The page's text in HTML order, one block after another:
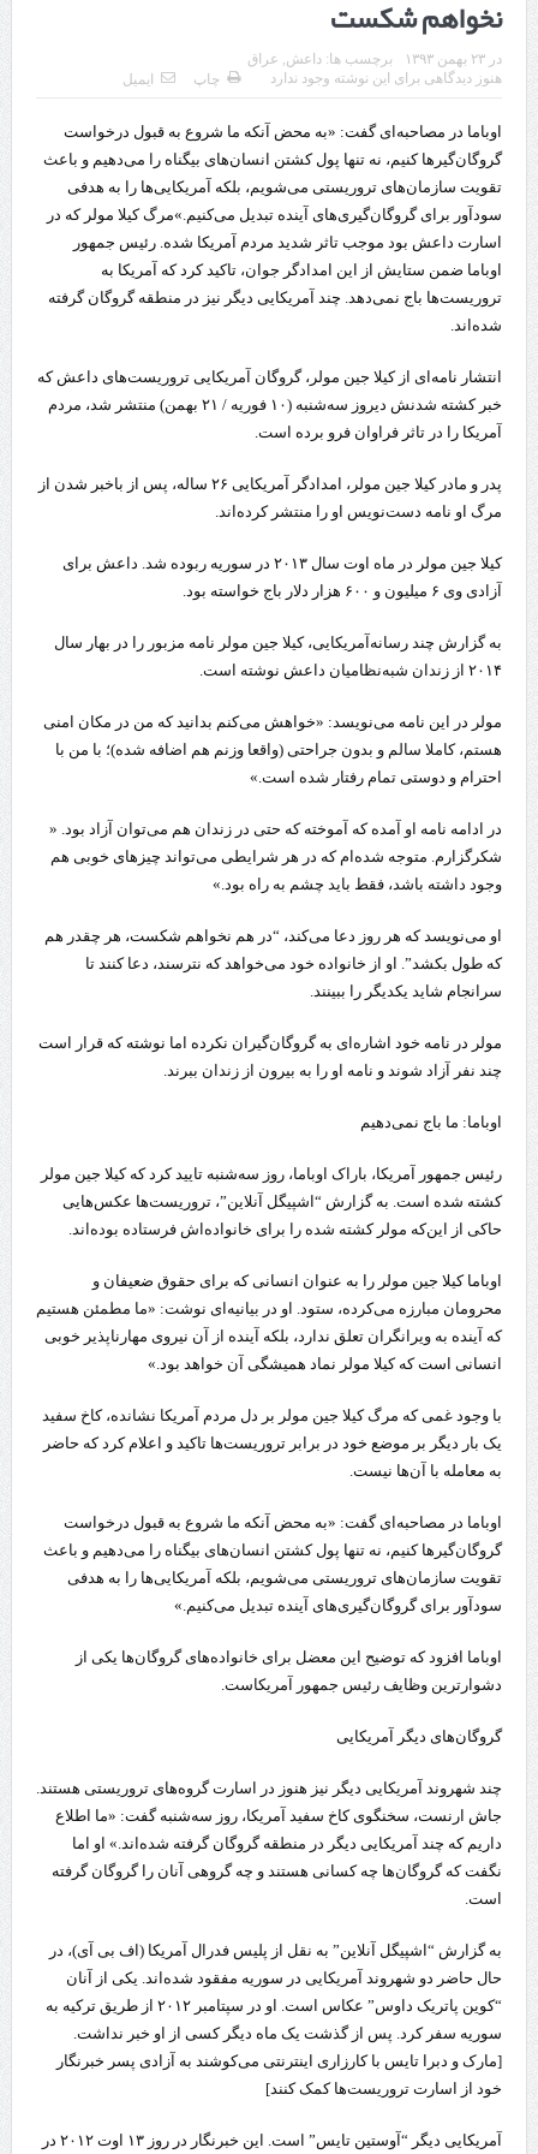
قدردانی وزیر میراث فرهنگی، گردشگری و صنایع دستی از استاندار اردبیل
استاندار اردبیل در دیدار دبیر شورای‌عالی مناطق آزاد و ویژه اقتصادی:
راه‌اندازی کامل منطقه آزاد اردبیل-بیله‌سوار و منطقه ویژه اقتصادی نمین تسریع
شود
در دیدار استاندار اردبیل و مدیرعامل بانک سینا محقق شد؛
تخصیص ۳۰۰میلیارد تومان برای تکمیل بزرگراه اردبیل-سرچم
کشف ۱۱ قبضه سلاح کلت کمری توسط مرزبانان هنگ مرزی ارومیه
مرز چیلات دهلران می‌تواند مکمل مرز بین‌المللی مهران شود
روایت روزنامه اتریشی از بحران در مرز مغرب و اسپانیا
تردد زائران اربعین در مرزهای خوزستان از مرز یک میلیون و ۴۲۸ هزار نفر
نخواهم شکست
در ۲۳ بهمن ۱۳۹۳ برچسب ها: داعش, عراق
هنوز دیدگاهی برای این نوشته وجود ندارد
چاپ ایمیل
اوباما در مصاحبه‌ای گفت: «به محض آنکه ما شروع به قبول درخواست
گروگان‌گیرها کنیم، نه تنها پول کشتن انسان‌های بیگناه را می‌دهیم و باعث
تقویت سازمان‌های تروریستی می‌شویم، بلکه آمریکایی‌ها را به هدفی
سودآور برای گروگان‌گیری‌های آینده تبدیل می‌کنیم.»مرگ کیلا مولر که در
اسارت داعش بود موجب تاثر شدید مردم آمریکا شده. رئیس جمهور
اوباما ضمن ستایش از این امدادگر جوان، تاکید کرد که آمریکا به
تروریست‌ها باج ‌نمی‌دهد. چند آمریکایی دیگر نیز در منطقه گروگان گرفته
شده‌اند.
انتشار نامه‌‌ای از کیلا جین مولر، گروگان آمریکایی تروریست‌های داعش که
خبر کشته شدنش دیروز سه‌شنبه (۱۰ فوریه / ۲۱ بهمن) منتشر شد، مردم
آمریکا را در تاثر فراوان فرو برده است.
پدر و مادر کیلا جین مولر، امدادگر آمریکایی ۲۶ ساله، پس از باخبر شدن از
مرگ او نامه دست‌نویس او را منتشر کرده‌اند.
کیلا جین مولر در ماه اوت سال ۲۰۱۳ در سوریه ربوده شد. داعش برای
آزادی وی ۶ میلیون و ۶۰۰ هزار دلار باج خواسته بود.
به گزارش چند رسانه‌آمریکایی، کیلا جین مولر نامه مزبور را در بهار سال
۲۰۱۴ از زندان شبه‌نظامیان داعش نوشته است.
مولر در این نامه می‌نویسد: «خواهش می‌کنم بدانید که من در مکان امنی
هستم، کاملا سالم و بدون جراحتی (واقعا وزنم هم اضافه شده)؛ با من با
احترام و دوستی تمام رفتار شده است.»
در ادامه نامه او آمده که آموخته که حتی در زندان هم می‌توان آزاد بود. «
شکرگزارم. متوجه شده‌ام که در هر شرایطی می‌تواند چیزهای خوبی هم
وجود داشته باشد، فقط باید چشم به راه بود.»
او می‌نویسد که هر روز دعا می‌کند، “در هم نخواهم شکست، هر چقدر هم
که طول بکشد”. او از خانواده خود می‌خواهد که نترسند، دعا کنند تا
سرانجام شاید یکدیگر را ببینند.
مولر در نامه خود اشاره‌ای به گروگان‌گیران نکرده اما نوشته که قرار است
چند نفر آزاد شوند و نامه او را به بیرون از زندان ببرند.
اوباما: ما باج نمی‌دهیم
رئیس جمهور آمریکا، باراک اوباما، روز سه‌شنبه تایید کرد که کیلا جین مولر
کشته شده است. به گزارش “اشپیگل آنلاین”، تروریست‌ها عکس‌هایی
حاکی از این‌که مولر کشته شده را برای خانواده‌اش فرستاده بوده‌اند.
اوباما کیلا جین مولر را به عنوان انسانی که برای حقوق ضعیفان و
محرومان مبارزه می‌کرده، ستود. او در بیانیه‌ای نوشت: «ما مطمئن هستیم
که آینده به ویرانگران تعلق ندارد، بلکه آینده از آن نیروی مهارناپذیر خوبی
انسانی است که کیلا مولر نماد همیشگی آن خواهد بود.»
با وجود غمی که مرگ کیلا جین مولر بر دل مردم آمریکا نشانده، کاخ سفید
یک بار دیگر بر موضع خود در برابر تروریست‌ها تاکید و اعلام کرد که حاضر
به معامله با آن‌ها نیست.
اوباما در مصاحبه‌ای گفت: «به محض آنکه ما شروع به قبول درخواست
گروگان‌گیرها کنیم، نه تنها پول کشتن انسان‌های بیگناه را می‌دهیم و باعث
تقویت سازمان‌های تروریستی می‌شویم، بلکه آمریکایی‌ها را به هدفی
سودآور برای گروگان‌گیری‌های آینده تبدیل می‌کنیم.»
اوباما افزود که توضیح این معضل برای خانواده‌های گروگان‌ها یکی از
دشوارترین وظایف رئيس جمهور آمریکاست.
گروگان‌های دیگر آمریکایی
چند شهروند آمریکایی دیگر نیز هنوز در اسارت گروه‌های تروریستی هستند.
جاش ارنست، سخنگوی کاخ سفید آمریکا، روز سه‌شنبه گفت: «ما اطلاع
داریم که چند آمریکایی دیگر در منطقه گروگان گرفته شده‌اند.» او اما
نگفت که گروگان‌ها چه کسانی هستند و چه گروهی آنان را گروگان گرفته
است.
به گزارش “اشپیگل آنلاین” به نقل از پلیس فدرال آمریکا (اف بی آی)، در
حال حاضر دو شهروند آمریکایی در سوریه مفقود شده‌اند. یکی از آنان
“کوین پاتریک داوس” عکاس است. او در سپتامبر ۲۰۱۲ از طریق ترکیه به
سوریه سفر کرد. پس از گذشت یک ماه دیگر کسی از او خبر نداشت.
[مارک و دبرا تایس با کارزاری اینترنتی می‌کوشند به آزادی پسر خبرنگار
خود از اسارت تروریست‌ها کمک کنند]
آمریکایی دیگر “آوستین تایس” است. این خبرنگار در روز ۱۳ اوت ۲۰۱۲ در